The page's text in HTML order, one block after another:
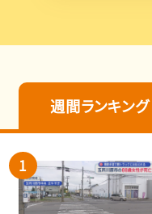
週間ランキング